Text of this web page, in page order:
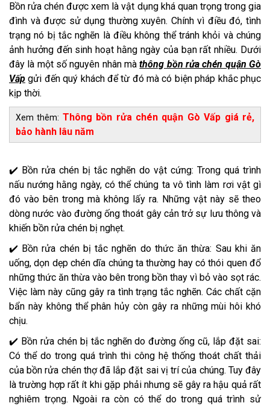
Bồn rửa chén được xem là vật dụng khá quan trọng trong gia
đình và được sử dụng thường xuyên. Chính vì điều đó, tình
trạng nó bị tắc nghẽn là điều không thể tránh khỏi và chúng
ảnh hưởng đến sinh hoạt hằng ngày của bạn rất nhiều. Dưới
đây là một số nguyên nhân màthông bồn rửa chén quận Gò
Vấp gửi đến quý khách để từ đó mà có biện pháp khắc phục
kịp thời.
Xem thêm: Thông bồn rửa chén quận Gò Vấp giá rẻ,
bảo hành lâu năm
✔️ Bồn rửa chén bị tắc nghẽn do vật cứng: Trong quá trình
nấu nướng hằng ngày, có thể chúng ta vô tình làm rơi vật gì
đó vào bên trong mà không lấy ra. Những vật này sẽ theo
dòng nước vào đường ống thoát gây cản trở sự lưu thông và
khiến bồn rửa chén bị nghẹt.
✔️ Bồn rửa chén bị tắc nghẽn do thức ăn thừa: Sau khi ăn
uống, dọn dẹp chén dĩa chúng ta thường hay có thói quen đổ
những thức ăn thừa vào bên trong bồn thay vì bỏ vào sọt rác.
Việc làm này cũng gây ra tình trạng tắc nghẽn. Các chất cặn
bẩn này không thể phân hủy còn gây ra những mùi hôi khó
chịu.
✔️ Bồn rửa chén bị tắc nghẽn do đường ống cũ, lắp đặt sai:
Có thể do trong quá trình thi công hệ thống thoát chất thải
của bồn rửa chén thợ đã lắp đặt sai vị trí của chúng. Tuy đây
là trường hợp rất ít khi gặp phải nhưng sẽ gây ra hậu quả rất
nghiêm trọng. Ngoài ra còn có thể do trong quá trình sử